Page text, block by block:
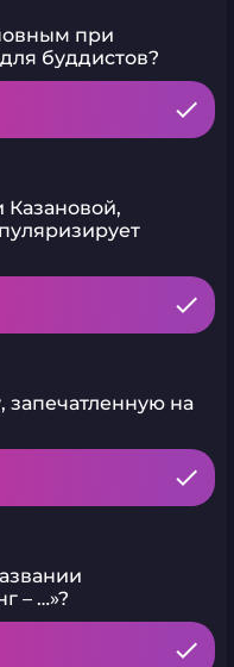
при
буддистов?
Казановой,
запечатленную на
– …»?